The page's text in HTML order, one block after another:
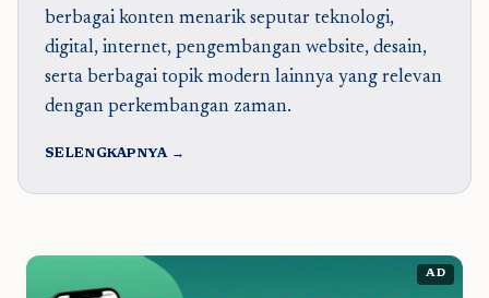
berbagai konten menarik seputar teknologi,
digital, internet, pengembangan website, desain,
serta berbagai topik modern lainnya yang relevan
dengan perkembangan zaman.
SELENGKAPNYA →
AD